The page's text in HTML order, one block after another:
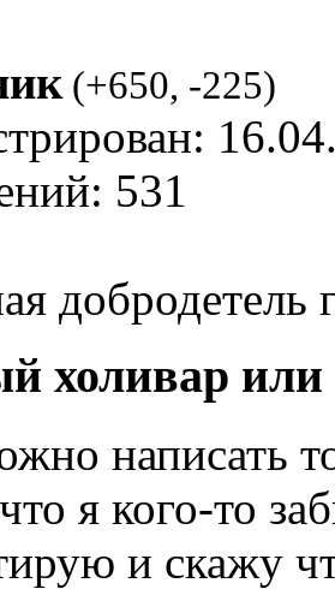
(+650, -225)
531
добродетель
холивар
написать
я кого-то
и скажу